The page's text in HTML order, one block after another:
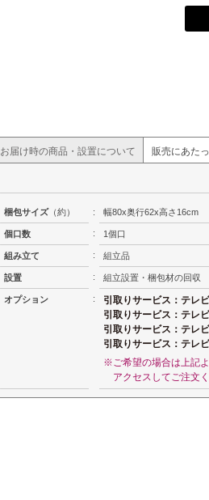
お届け時の商品・設置について 販売にあた
梱包サイズ（約） : 幅80x奥行62x高さ16cm
個口数 : 1個口
組み立て : 組立品
設置 : 組立設置・梱包材の回収
オプション :
引取りサービス：テレ
引取りサービス：テレ
引取りサービス：テレ
引取りサービス：テレ
※ご希望の場合は上記
アクセスしてご注文く